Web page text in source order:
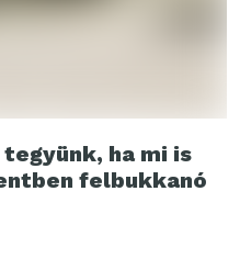
ha mi is
felbukkanó